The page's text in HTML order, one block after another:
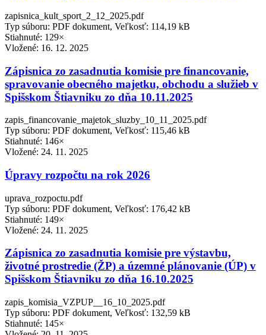
zapisnica_kult_sport_2_12_2025.pdf
Typ súboru: PDF dokument, Veľkosť: 114,19 kB
Stiahnuté: 129×
Vložené: 16. 12. 2025
Zápisnica zo zasadnutia komisie pre financovanie,
spravovanie obecného majetku, obchodu a služieb v
Spišskom Štiavniku zo dňa 10.11.2025
zapis_financovanie_majetok_sluzby_10_11_2025.pdf
Typ súboru: PDF dokument, Veľkosť: 115,46 kB
Stiahnuté: 146×
Vložené: 24. 11. 2025
Úpravy rozpočtu na rok 2026
uprava_rozpoctu.pdf
Typ súboru: PDF dokument, Veľkosť: 176,42 kB
Stiahnuté: 149×
Vložené: 24. 11. 2025
Zápisnica zo zasadnutia komisie pre výstavbu,
životné prostredie (ŽP) a územné plánovanie (ÚP) v
Spišskom Štiavniku zo dňa 16.10.2025
zapis_komisia_VZPUP__16_10_2025.pdf
Typ súboru: PDF dokument, Veľkosť: 132,59 kB
Stiahnuté: 145×